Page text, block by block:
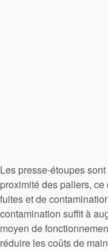
Les presse-étoupes
proximité des paliers,
fuites et de
contamination suffit à
moyen de
réduire les coûts de